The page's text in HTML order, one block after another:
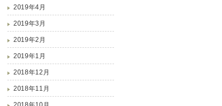
2019年4月
2019年3月
2019年2月
2019年1月
2018年12月
2018年11月